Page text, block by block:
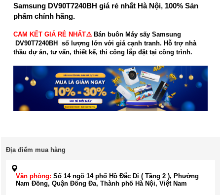
Samsung DV90T7240BH giá rẻ nhất Hà Nội, 100% Sản
phẩm chính hãng.
CAM KẾT GIÁ RẺ NHẤT⚠️ Bán buôn Máy sấy Samsung
DV90T7240BH số lượng lớn với giá cạnh tranh. Hỗ trợ nhà
thầu dự án, tư vấn, thiết kế, thi công lắp đặt tại công trình.
Địa điểm mua hàng
Văn phòng: Số 14 ngõ 14 phố Hồ Đắc Di ( Tầng 2 ), Phường
Nam Đồng, Quận Đống Đa, Thành phố Hà Nội, Việt Nam